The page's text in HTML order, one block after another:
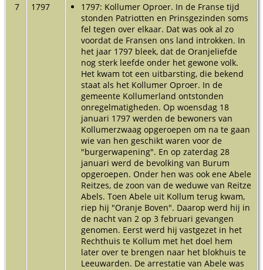
7
1797
1797: Kollumer Oproer. In de Franse tijd
stonden Patriotten en Prinsgezinden soms
fel tegen over elkaar. Dat was ook al zo
voordat de Fransen ons land introkken. In
het jaar 1797 bleek, dat de Oranjeliefde
nog sterk leefde onder het gewone volk.
Het kwam tot een uitbarsting, die bekend
staat als het Kollumer Oproer. In de
gemeente Kollumerland ontstonden
onregelmatigheden. Op woensdag 18
januari 1797 werden de bewoners van
Kollumerzwaag opgeroepen om na te gaan
wie van hen geschikt waren voor de
"burgerwapening". En op zaterdag 28
januari werd de bevolking van Burum
opgeroepen. Onder hen was ook ene Abele
Reitzes, de zoon van de weduwe van Reitze
Abels. Toen Abele uit Kollum terug kwam,
riep hij "Oranje Boven". Daarop werd hij in
de nacht van 2 op 3 februari gevangen
genomen. Eerst werd hij vastgezet in het
Rechthuis te Kollum met het doel hem
later over te brengen naar het blokhuis te
Leeuwarden. De arrestatie van Abele was